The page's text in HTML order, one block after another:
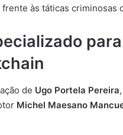
às táticas criminosas
de Ugo Portela Pereira
Michel Maesano